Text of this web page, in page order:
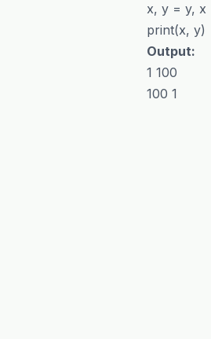
x, y = y, x
print(x, y)
Output:
1 100
100 1